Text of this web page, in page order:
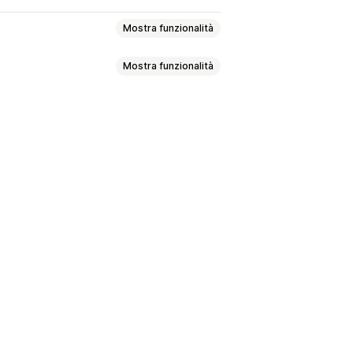
Mostra funzionalità
Mostra funzionalità